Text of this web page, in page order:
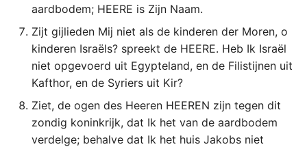
Titus
Filémon
Hebreeën
Jakobus
1 Petrus
aardbodem; HEERE is Zijn Naam.
Zijt gijlieden Mij niet als de kinderen der Moren, o
kinderen Israëls? spreekt de HEERE. Heb Ik Israël
niet opgevoerd uit Egypteland, en de Filistijnen uit
Kafthor, en de Syriers uit Kir?
Ziet, de ogen des Heeren HEEREN zijn tegen dit
zondig koninkrijk, dat Ik het van de aardbodem
verdelge; behalve dat Ik het huis Jakobs niet